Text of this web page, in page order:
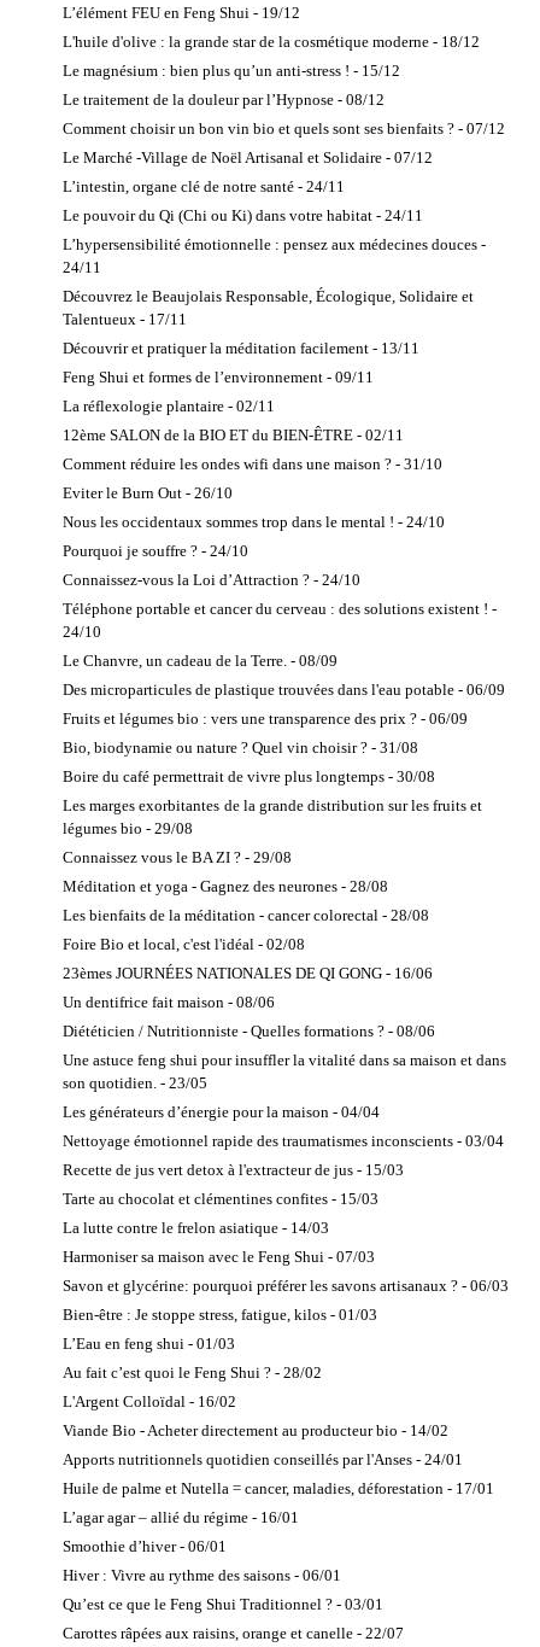
L’élément FEU en Feng Shui - 19/12
L'huile d'olive : la grande star de la cosmétique moderne - 18/12
Le magnésium : bien plus qu’un anti-stress ! - 15/12
Le traitement de la douleur par l’Hypnose - 08/12
Comment choisir un bon vin bio et quels sont ses bienfaits ? - 07/12
Le Marché -Village de Noël Artisanal et Solidaire - 07/12
L’intestin, organe clé de notre santé - 24/11
Le pouvoir du Qi (Chi ou Ki) dans votre habitat - 24/11
L’hypersensibilité émotionnelle : pensez aux médecines douces -
24/11
Découvrez le Beaujolais Responsable, Écologique, Solidaire et
Talentueux - 17/11
Découvrir et pratiquer la méditation facilement - 13/11
Feng Shui et formes de l’environnement - 09/11
La réflexologie plantaire - 02/11
12ème SALON de la BIO ET du BIEN-ÊTRE - 02/11
Comment réduire les ondes wifi dans une maison ? - 31/10
Eviter le Burn Out - 26/10
Nous les occidentaux sommes trop dans le mental ! - 24/10
Pourquoi je souffre ? - 24/10
Connaissez-vous la Loi d’Attraction ? - 24/10
Téléphone portable et cancer du cerveau : des solutions existent ! -
24/10
Le Chanvre, un cadeau de la Terre. - 08/09
Des microparticules de plastique trouvées dans l'eau potable - 06/09
Fruits et légumes bio : vers une transparence des prix ? - 06/09
Bio, biodynamie ou nature ? Quel vin choisir ? - 31/08
Boire du café permettrait de vivre plus longtemps - 30/08
Les marges exorbitantes de la grande distribution sur les fruits et
légumes bio - 29/08
Connaissez vous le BA ZI ? - 29/08
Méditation et yoga - Gagnez des neurones - 28/08
Les bienfaits de la méditation - cancer colorectal - 28/08
Foire Bio et local, c'est l'idéal - 02/08
23èmes JOURNÉES NATIONALES DE QI GONG - 16/06
Un dentifrice fait maison - 08/06
Diététicien / Nutritionniste - Quelles formations ? - 08/06
Une astuce feng shui pour insuffler la vitalité dans sa maison et dans
son quotidien. - 23/05
Les générateurs d’énergie pour la maison - 04/04
Nettoyage émotionnel rapide des traumatismes inconscients - 03/04
Recette de jus vert detox à l'extracteur de jus - 15/03
Tarte au chocolat et clémentines confites - 15/03
La lutte contre le frelon asiatique - 14/03
Harmoniser sa maison avec le Feng Shui - 07/03
Savon et glycérine: pourquoi préférer les savons artisanaux ? - 06/03
Bien-être : Je stoppe stress, fatigue, kilos - 01/03
L’Eau en feng shui - 01/03
Au fait c’est quoi le Feng Shui ? - 28/02
L'Argent Colloïdal - 16/02
Viande Bio - Acheter directement au producteur bio - 14/02
Apports nutritionnels quotidien conseillés par l'Anses - 24/01
Huile de palme et Nutella = cancer, maladies, déforestation - 17/01
L’agar agar – allié du régime - 16/01
Smoothie d’hiver - 06/01
Hiver : Vivre au rythme des saisons - 06/01
Qu’est ce que le Feng Shui Traditionnel ? - 03/01
Carottes râpées aux raisins, orange et canelle - 22/07